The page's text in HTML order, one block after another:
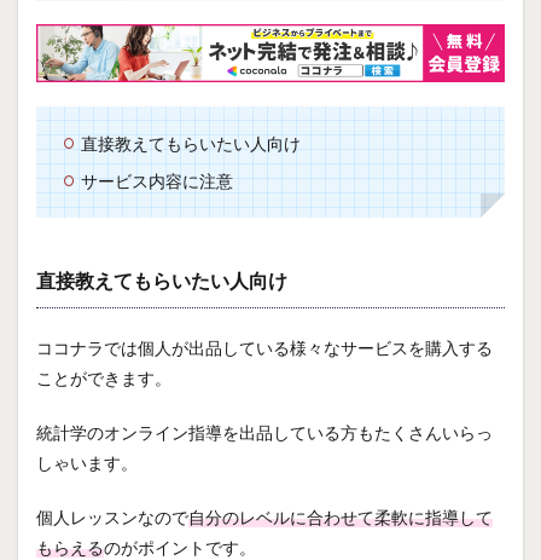
直接教えてもらいたい人向け
サービス内容に注意
直接教えてもらいたい人向け
ココナラでは個人が出品している様々なサービスを購入する
ことができます。
統計学のオンライン指導を出品している方もたくさんいらっ
しゃいます。
個人レッスンなので自分のレベルに合わせて柔軟に指導して
もらえるのがポイントです。